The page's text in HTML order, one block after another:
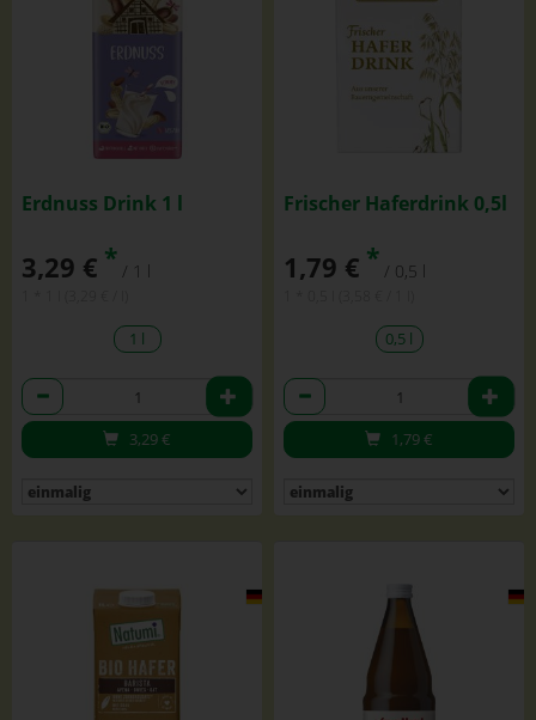
Erdnuss Drink 1 l
3,29 € * / 1 l
1 l
Anzahl
3,29€
Frischer Haferdrink 0,5l
1,79 € * / 0,5 l
0,5 l
Anzahl
1,79€